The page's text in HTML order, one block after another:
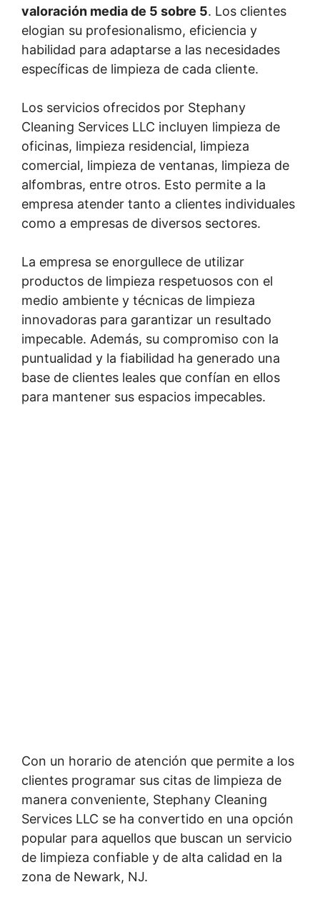
valoración media de 5 sobre 5. Los clientes
elogian su profesionalismo, eficiencia y
habilidad para adaptarse a las necesidades
específicas de limpieza de cada cliente.
Los servicios ofrecidos por Stephany
Cleaning Services LLC incluyen limpieza de
oficinas, limpieza residencial, limpieza
comercial, limpieza de ventanas, limpieza de
alfombras, entre otros. Esto permite a la
empresa atender tanto a clientes individuales
como a empresas de diversos sectores.
La empresa se enorgullece de utilizar
productos de limpieza respetuosos con el
medio ambiente y técnicas de limpieza
innovadoras para garantizar un resultado
impecable. Además, su compromiso con la
puntualidad y la fiabilidad ha generado una
base de clientes leales que confían en ellos
para mantener sus espacios impecables.
Con un horario de atención que permite a los
clientes programar sus citas de limpieza de
manera conveniente, Stephany Cleaning
Services LLC se ha convertido en una opción
popular para aquellos que buscan un servicio
de limpieza confiable y de alta calidad en la
zona de Newark, NJ.